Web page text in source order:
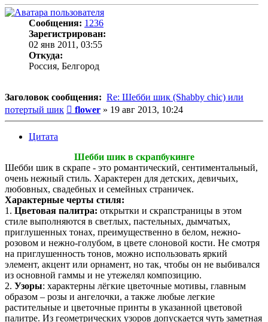
Сообщения: 1236
Зарегистрирован:
02 янв 2011, 03:55
Откуда:
Россия, Белгород
Заголовок сообщения: Re: Шебби шик (Shabby chic) или
потертый шик
Сообщение
flower » 19 авг 2013, 10:24
Цитата
Шебби шик в скрапбукинге
Шебби шик в скрапе - это романтический, сентиментальный,
очень нежный стиль. Характерен для детских, девичьих,
любовных, свадебных и семейных страничек.
Характерные черты стиля:
1. Цветовая палитра: открытки и скрапстраницы в этом
стиле выполняются в светлых, пастельных, дымчатых,
приглушенных тонах, преимущественно в белом, нежно-
розовом и нежно-голубом, в цвете слоновой кости. Не смотря
на приглушенность тонов, можно использовать яркий
элемент, акцент или орнамент, но так, чтобы он не выбивался
из основной гаммы и не утежелял композицию.
2. Узоры: характерны лёгкие цветочные мотивы, главным
образом – розы и ангелочки, а также любые легкие
растительные и цветочные принты в указанной цветовой
палитре. Из геометрических узоров допускается чуть заметная